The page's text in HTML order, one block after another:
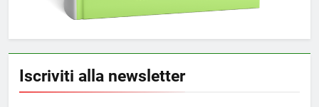
Iscriviti alla newsletter